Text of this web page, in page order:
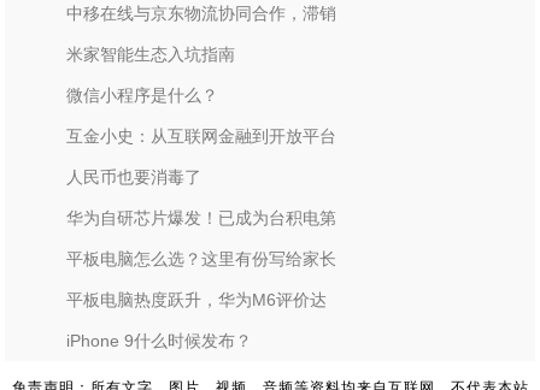
中移在线与京东物流协同合作，滞销
米家智能生态入坑指南
微信小程序是什么？
互金小史：从互联网金融到开放平台
人民币也要消毒了
华为自研芯片爆发！已成为台积电第
平板电脑怎么选？这里有份写给家长
平板电脑热度跃升，华为M6评价达
iPhone 9什么时候发布？